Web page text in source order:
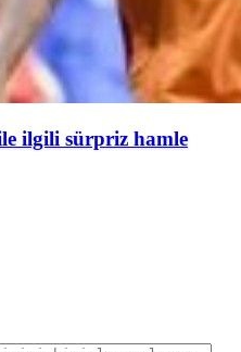
ilgili sürpriz hamle